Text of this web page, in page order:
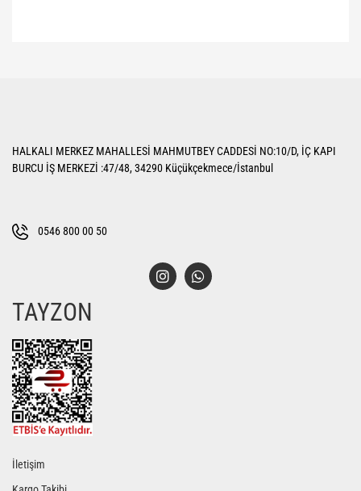
Ürün açıklamasında eksik bilgiler bulunuyor.
Bu ürüne benzer farklı alternatifler olmalı.
HALKALI MERKEZ MAHALLESİ MAHMUTBEY CADDESİ NO:10/D, İÇ KAPI
BURCU İŞ MERKEZİ :47/48, 34290 Küçükçekmece/İstanbul
0546 800 00 50
TAYZON
İletişim